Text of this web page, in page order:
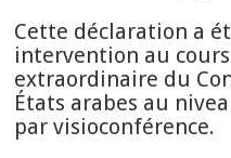
Cette déclaration a
intervention au
extraordinaire du
États arabes au
par visioconférence.